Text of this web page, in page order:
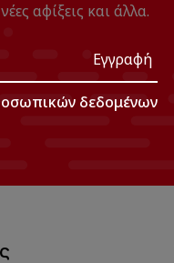
αφίξεις και άλλα.
Εγγραφή
δεδομένων